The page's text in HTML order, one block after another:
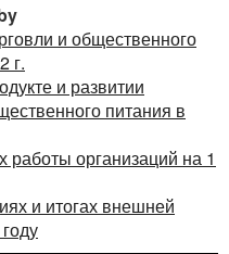
и общественного
г.
и развитии
питания в
организаций на 1
и итогах внешней